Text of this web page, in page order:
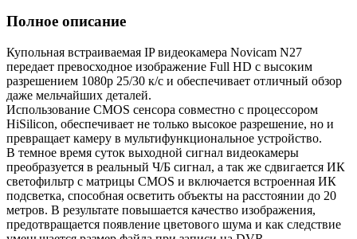
Полное описание
Купольная встраиваемая IP видеокамера Novicam N27
передает превосходное изображение Full HD с высоким
разрешением 1080p 25/30 к/с и обеспечивает отличный обзор
даже мельчайших деталей.
Использование CMOS сенсора совместно с процессором
HiSilicon, обеспечивает не только высокое разрешение, но и
превращает камеру в мультифункциональное устройство.
В темное время суток выходной сигнал видеокамеры
преобразуется в реальный Ч/Б сигнал, а так же сдвигается ИК
светофильтр с матрицы CMOS и включается встроенная ИК
подсветка, способная осветить объекты на расстоянии до 20
метров. В результате повышается качество изображения,
предотвращается появление цветового шума и как следствие